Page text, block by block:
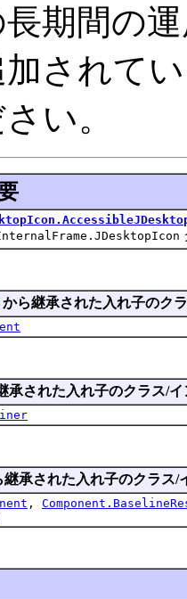
期間の
されて
い。
から継承された入れ子のク
承された入れ子のクラス/
継承された入れ子のクラス/
,